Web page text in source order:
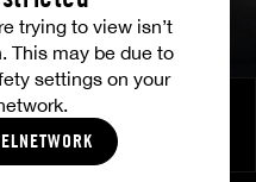
trying to view isn’t
This may be due to
settings on your